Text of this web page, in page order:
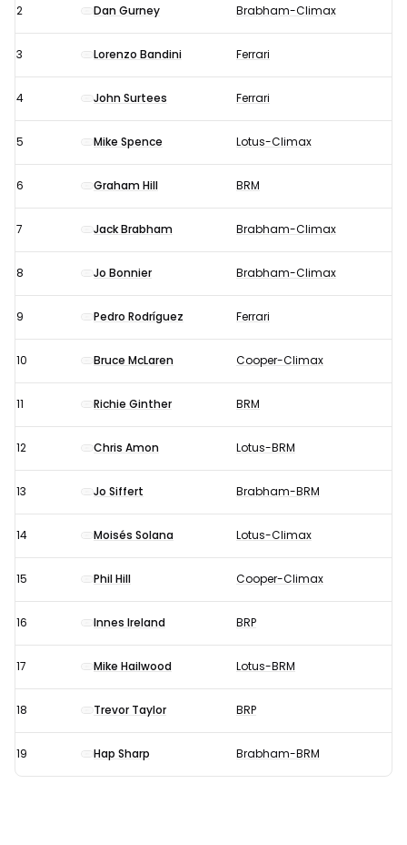
Startopstelling
2 Dan Gurney Brabham-Climax
3 Lorenzo Bandini Ferrari
4 John Surtees Ferrari
5 Mike Spence Lotus-Climax
6 Graham Hill BRM
7 Jack Brabham Brabham-Climax
8 Jo Bonnier Brabham-Climax
9 Pedro Rodríguez Ferrari
10 Bruce McLaren Cooper-Climax
11 Richie Ginther BRM
12 Chris Amon Lotus-BRM
13 Jo Siffert Brabham-BRM
14 Moisés Solana Lotus-Climax
15 Phil Hill Cooper-Climax
16 Innes Ireland BRP
17 Mike Hailwood Lotus-BRM
18 Trevor Taylor BRP
19 Hap Sharp Brabham-BRM